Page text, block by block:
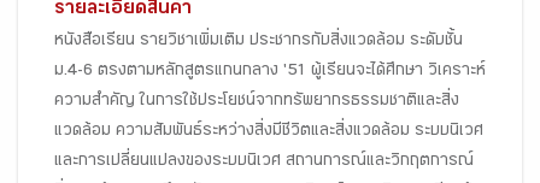
รายละเอียดสินค้า
หนังสือเรียน รายวิชาเพิ่มเติม ประชากรกับสิ่งแวดล้อม ระดับชั้น
ม.4-6 ตรงตามหลักสูตรแกนกลาง '51 ผู้เรียนจะได้ศึกษา วิเคราะห์
ความสำคัญ ในการใช้ประโยชน์จากทรัพยากรธรรมชาติและสิ่ง
แวดล้อม ความสัมพันธ์ระหว่างสิ่งมีชีวิตและสิ่งแวดล้อม ระบบนิเวศ
และการเปลี่ยนแปลงของระบบนิเวศ สถานการณ์และวิกฤตการณ์